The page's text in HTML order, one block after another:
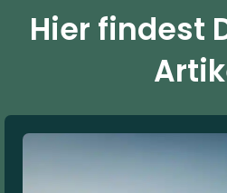
Hier findest